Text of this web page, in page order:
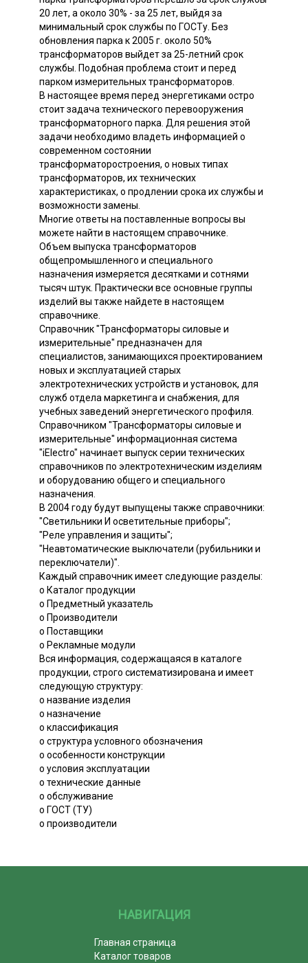
20 лет, а около 30% - за 25 лет, выйдя за
минимальный срок службы по ГОСТу. Без
обновления парка к 2005 г. около 50%
трансформаторов выйдет за 25-летний срок
службы. Подобная проблема стоит и перед
парком измерительных трансформаторов.
В настоящее время перед энергетиками остро
стоит задача технического перевооружения
трансформаторного парка. Для решения этой
задачи необходимо владеть информацией о
современном состоянии
трансформаторостроения, о новых типах
трансформаторов, их технических
характеристиках, о продлении срока их службы и
возможности замены.
Многие ответы на поставленные вопросы вы
можете найти в настоящем справочнике.
Объем выпуска трансформаторов
общепромышленного и специального
назначения измеряется десятками и сотнями
тысяч штук. Практически все основные группы
изделий вы также найдете в настоящем
справочнике.
Справочник "Трансформаторы силовые и
измерительные" предназначен для
специалистов, занимающихся проектированием
новых и эксплуатацией старых
электротехнических устройств и установок, для
служб отдела маркетинга и снабжения, для
учебных заведений энергетического профиля.
Справочником "Трансформаторы силовые и
измерительные" информационная система
"iElectro" начинает выпуск серии технических
справочников по электротехническим изделиям
и оборудованию общего и специального
назначения.
В 2004 году будут выпущены также справочники:
"Светильники И осветительные приборы";
"Реле управления и защиты";
"Неавтоматические выключатели (рубильники и
переключатели)".
Каждый справочник имеет следующие разделы:
o Каталог продукции
o Предметный указатель
o Производители
o Поставщики
o Рекламные модули
Вся информация, содержащаяся в каталоге
продукции, строго систематизирована и имеет
следующую структуру:
o название изделия
o назначение
o классификация
o структура условного обозначения
o особенности конструкции
o условия эксплуатации
o технические данные
o обслуживание
o ГОСТ (ТУ)
o производители
НАВИГАЦИЯ
Главная страница
Каталог товаров